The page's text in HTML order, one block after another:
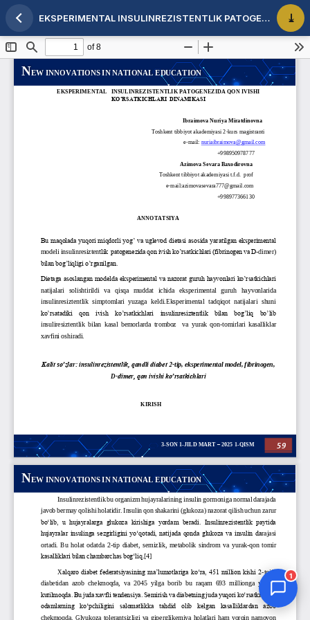
Maqola tafsilotlariga qaytish EKSPERIMENTAL INSULINREZISTENTLIK PATOGENEZIDA QON IVISHI KO’RSATKICHLARI DINAMIKASI
1
Onlayn